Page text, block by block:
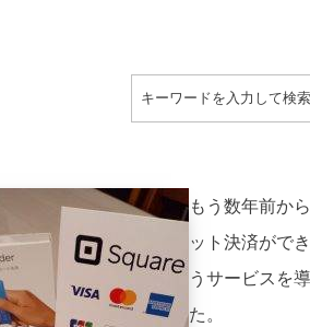
もう数年前か
ット決済がで
うサービスを
た。